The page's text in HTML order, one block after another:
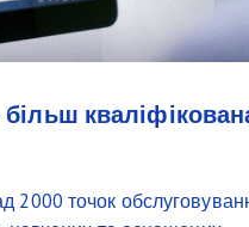
більш
2000 точок